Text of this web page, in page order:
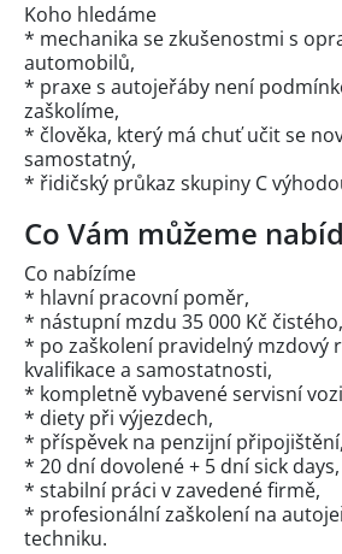
Koho hledáme
* mechanika se zkušenostmi s
automobilů,
* praxe s autojeřáby není
zaškolíme,
* člověka, který má chuť učit se
samostatný,
* řidičský průkaz skupiny C
Co Vám můžeme
Co nabízíme
* hlavní pracovní poměr,
* nástupní mzdu 35 000 Kč čistého,
* po zaškolení pravidelný mzdový
kvalifikace a samostatnosti,
* kompletně vybavené servisní
* diety při výjezdech,
* příspěvek na penzijní připojištění,
* 20 dní dovolené + 5 dní sick days,
* stabilní práci v zavedené firmě,
* profesionální zaškolení na
techniku.